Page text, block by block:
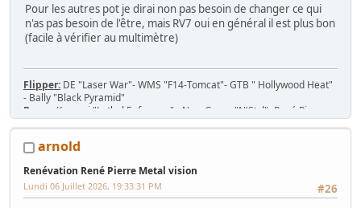
Pour les autres pot je dirai non pas besoin de changer ce qui
n'as pas besoin de l'être, mais RV7 oui en général il est plus bon
(facile à vérifier au multimètre)
Flipper: DE "Laser War"- WMS "F14-Tomcat"- GTB " Hollywood Heat"
- Bally "Black Pyramid"
Borne:
Konami "Lethal Enforcers" - New Game "N'Styl"- René Pierre
1982 - Jeutel Neo Geo 16/9 - Simulateur Twin Konami "Midnight Run
Jeu/Système de jeu:
Console:Nintendo SNES 2CHIP, SNES 1CHIP-02 + 43 jeux
arnold
Renévation René Pierre Metal vision
#26
Lundi 06 Juillet 2026, 19:33:31 PM